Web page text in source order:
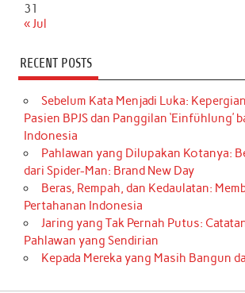
31
« Jul
RECENT POSTS
Sebelum Kata Menjadi Luka:
Pasien BPJS dan Panggilan ‘Einfühlung’
Indonesia
Pahlawan yang Dilupakan Kotanya:
dari Spider-Man: Brand New Day
Beras, Rempah, dan Kedaulatan:
Pertahanan Indonesia
Jaring yang Tak Pernah Putus:
Pahlawan yang Sendirian
Kepada Mereka yang Masih Bangun